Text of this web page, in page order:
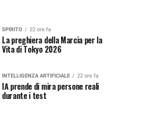
SPIRITO 22 ore fa
La preghiera della Marcia per la
Vita di Tokyo 2026
INTELLIGENZA ARTIFICIALE 22 ore fa
IA prende di mira persone reali
durante i test